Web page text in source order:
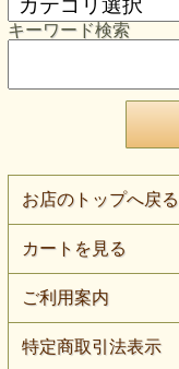
キーワード検索
お店のトップへ戻る
カートを見る
ご利用案内
特定商取引法表示